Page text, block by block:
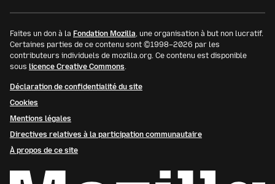
Faites un don à la Fondation Mozilla, une organisation à but non lucratif.
Certaines parties de ce contenu sont ©1998–2026 par les
contributeurs individuels de mozilla.org. Ce contenu est disponible
sous licence Creative Commons.
Déclaration de confidentialité du site
Cookies
Mentions légales
Directives relatives à la participation communautaire
À propos de ce site